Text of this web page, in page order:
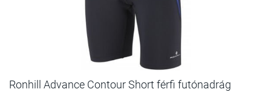
Ronhill Advance Contour Short férfi futónadrág